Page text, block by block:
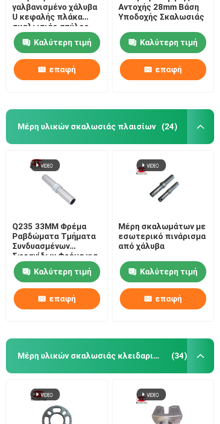
γαλβανισμένο χάλυβα
U κεφαλής πλάκα
σκαλωσιάς στύλος
πλάκα βάσης
Καλύτερη τιμή
επαφή
Αντοχής 28mm Βάση
Υποδοχής Σκαλωσιάς
Καλύτερη τιμή
επαφή
Μέρη υλικών σκαλωσιάς πλαισίων (24)
Q235 33MM Φρέμα
Ραβδώματα Τμήματα
Συνδυασμένων
Σφραγίδων Φρέμα για
Κτίριο
Καλύτερη τιμή
επαφή
Μέρη σκαλωμάτων με
εσωτερικό πινάρισμα
από χάλυβα
Καλύτερη τιμή
επαφή
Μέρη υλικών σκαλωσιάς κλειδαριών δαχτυλιδιών (34)